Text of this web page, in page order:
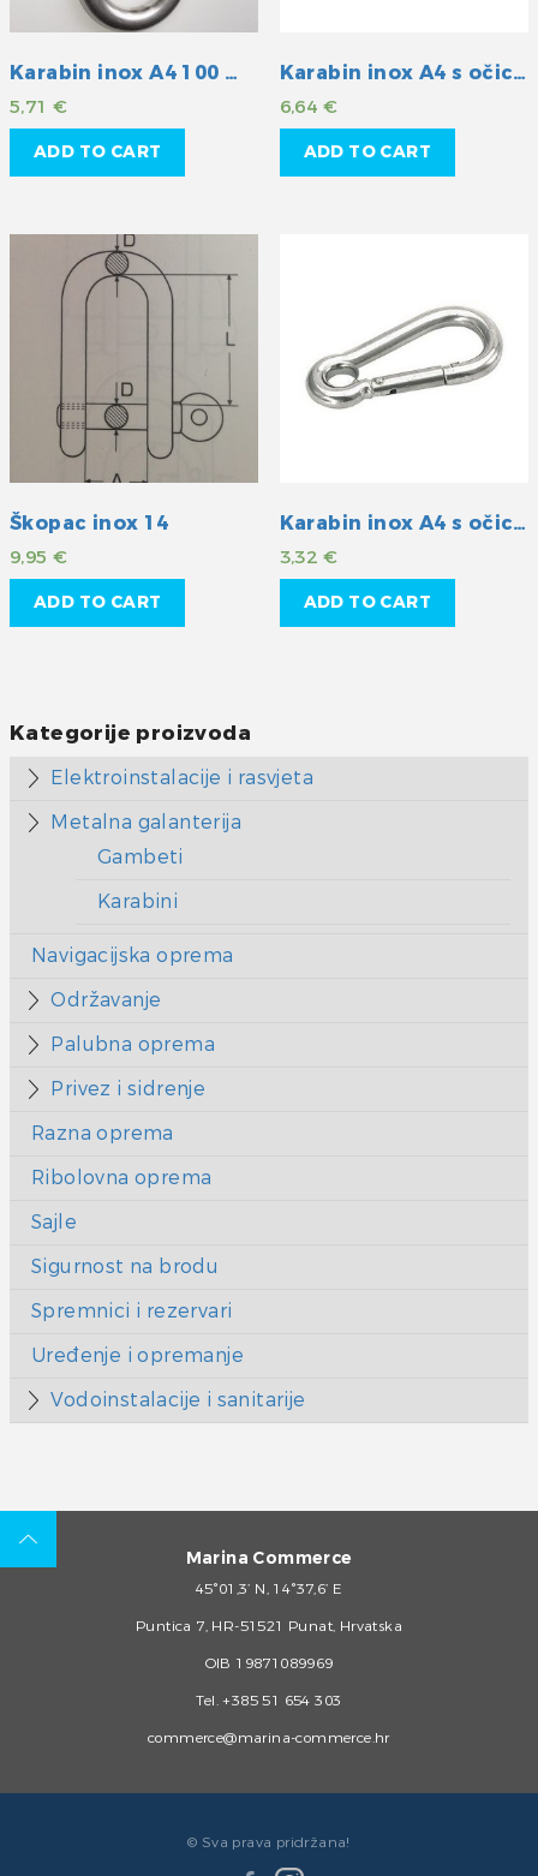
Karabin inox A4 100 mm
5,71 €
ADD TO CART
Karabin inox A4 s očicom 100mm
6,64 €
ADD TO CART
Škopac inox 14
9,95 €
ADD TO CART
Karabin inox A4 s očicom 60mm
3,32 €
ADD TO CART
Kategorije proizvoda
Elektroinstalacije i rasvjeta
Metalna galanterija
Gambeti
Karabini
Navigacijska oprema
Održavanje
Palubna oprema
Privez i sidrenje
Razna oprema
Ribolovna oprema
Sajle
Sigurnost na brodu
Spremnici i rezervari
Uređenje i opremanje
Vodoinstalacije i sanitarije
Marina Commerce
45°01,3’ N, 14°37,6’ E
Puntica 7, HR-51521 Punat, Hrvatska
OIB 19871089969
Tel. +385 51 654 303
commerce@marina-commerce.hr
© Sva prava pridržana!